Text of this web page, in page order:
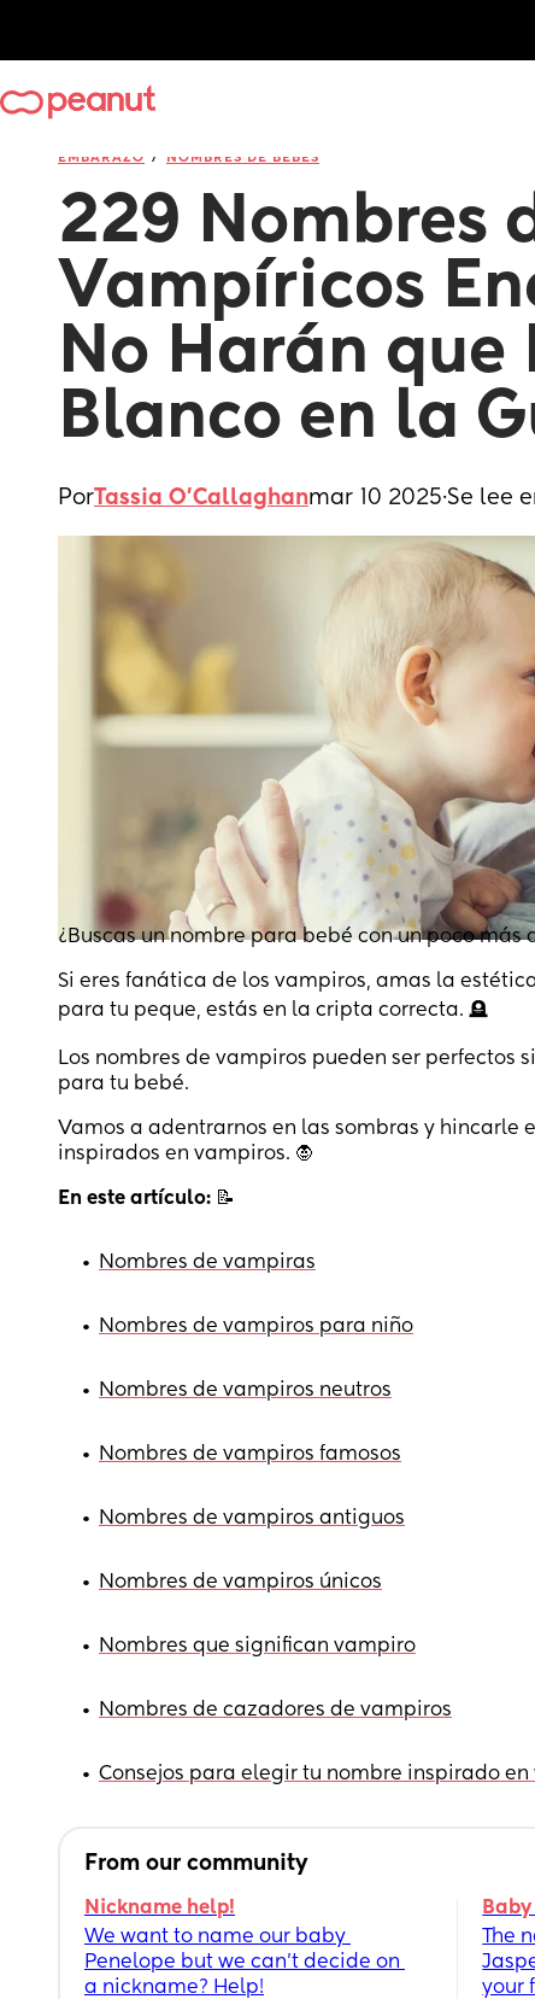
EMBARAZO / NOMBRES DE BEBÉS
229 Nombres
Vampíricos
No Harán que
Blanco en la
PorTassia O'Callaghanmar 10 2025·Se lee
¿Buscas un nombre para bebé con un poco más
Si eres fanática de los vampiros, amas la
para tu peque, estás en la cripta correcta. 🪦
Los nombres de vampiros pueden ser
para tu bebé.
Vamos a adentrarnos en las sombras y hincarle
inspirados en vampiros. 🧛
En este artículo: 📝
• Nombres de vampiras
• Nombres de vampiros para niño
• Nombres de vampiros neutros
• Nombres de vampiros famosos
• Nombres de vampiros antiguos
• Nombres de vampiros únicos
• Nombres que significan vampiro
• Nombres de cazadores de vampiros
• Consejos para elegir tu nombre inspirado en
From our community
Nickname help!
We want to name our baby
Penelope but we can’t decide on
a nickname? Help!
The
your